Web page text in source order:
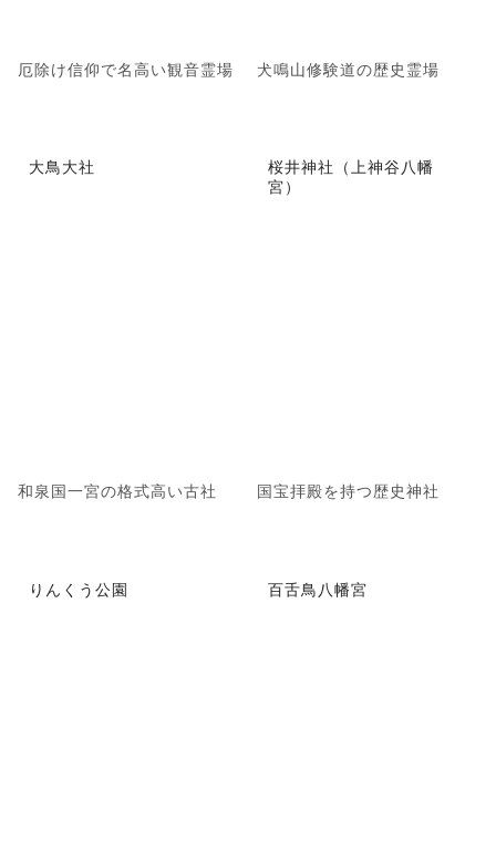
厄除け信仰で名高い観音霊場 犬鳴山修験道の歴史霊場
大鳥大社
和泉国一宮の格式高い古社
桜井神社（上神谷八幡
宮）
国宝拝殿を持つ歴史神社
りんくう公園 百舌鳥八幡宮